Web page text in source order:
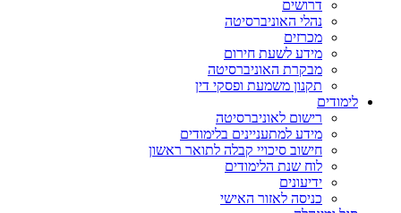
דרושים
נהלי האוניברסיטה
מכרזים
מידע לשעת חירום
מבקרת האוניברסיטה
תקנון משמעת ופסקי דין
לימודים
רישום לאוניברסיטה
מידע למתעניינים בלימודים
חישוב סיכויי קבלה לתואר ראשון
לוח שנת הלימודים
ידיעונים
כניסה לאזור האישי